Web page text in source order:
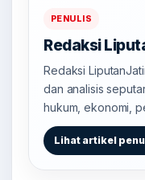
PENULIS
Redaksi
Redaksi
dan analisis
hukum, ekonomi,
Lihat artikel